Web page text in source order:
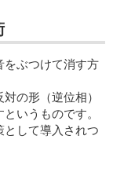
をぶつけて消す方
の形（逆位相）
いうものです。
として導入されつ